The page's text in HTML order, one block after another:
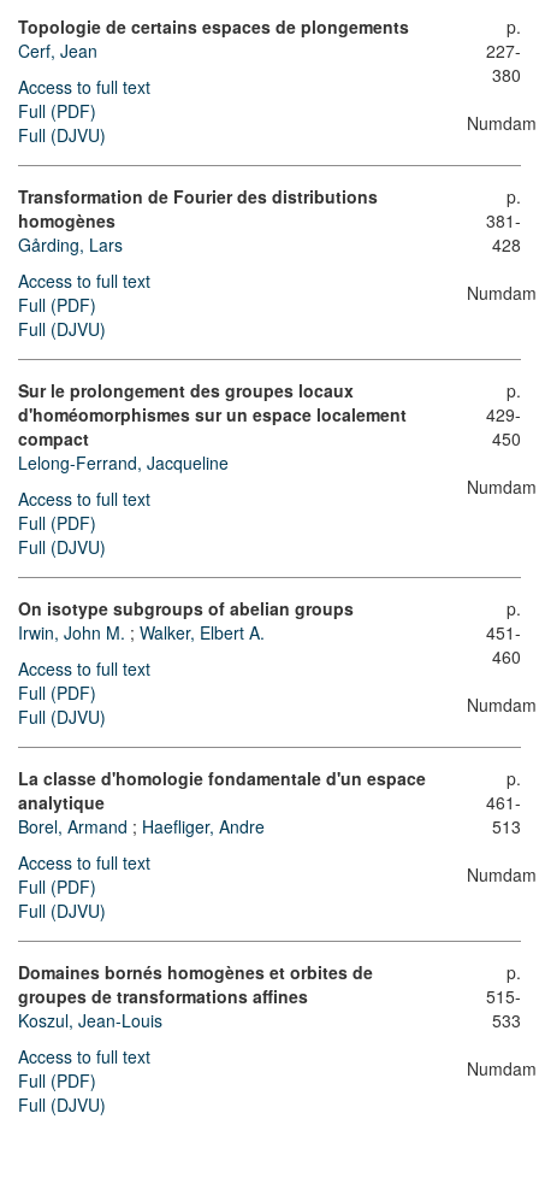
Topologie de certains espaces de plongements
Cerf, Jean
Access to full text
Full (PDF)
Full (DJVU)
p.
227-
380
Numdam
Transformation de Fourier des distributions
homogènes
Gårding, Lars
Access to full text
Full (PDF)
Full (DJVU)
p.
381-
428
Numdam
Sur le prolongement des groupes locaux
d'homéomorphismes sur un espace localement
compact
Lelong-Ferrand, Jacqueline
Access to full text
Full (PDF)
Full (DJVU)
p.
429-
450
Numdam
On isotype subgroups of abelian groups
Irwin, John M. ; Walker, Elbert A.
Access to full text
Full (PDF)
Full (DJVU)
p.
451-
460
Numdam
La classe d'homologie fondamentale d'un espace
analytique
Borel, Armand ; Haefliger, Andre
Access to full text
Full (PDF)
Full (DJVU)
p.
461-
513
Numdam
Domaines bornés homogènes et orbites de
groupes de transformations affines
Koszul, Jean-Louis
Access to full text
Full (PDF)
Full (DJVU)
p.
515-
533
Numdam